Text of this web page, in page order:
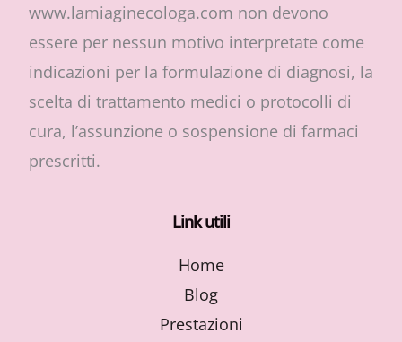
www.lamiaginecologa.com non devono
essere per nessun motivo interpretate come
indicazioni per la formulazione di diagnosi, la
scelta di trattamento medici o protocolli di
cura, l’assunzione o sospensione di farmaci
prescritti.
Link utili
Home
Blog
Prestazioni